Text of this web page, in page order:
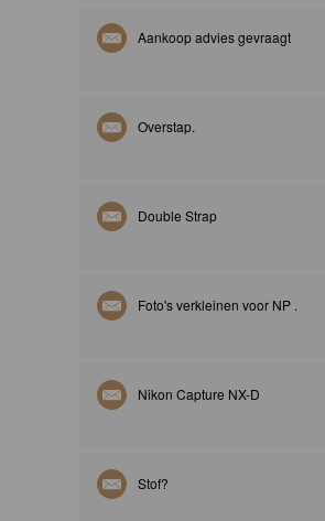
Aankoop advies gevraagt
Overstap.
Double Strap
Foto's verkleinen voor NP .
Nikon Capture NX-D
Stof?